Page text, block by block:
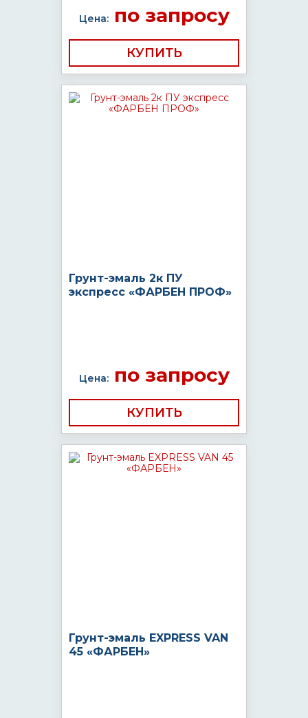
Цена:по запросу
КУПИТЬ
Грунт-эмаль 2к ПУ
экспресс «ФАРБЕН ПРОФ»
Цена:по запросу
КУПИТЬ
Грунт-эмаль EXPRESS VAN
45 «ФАРБЕН»